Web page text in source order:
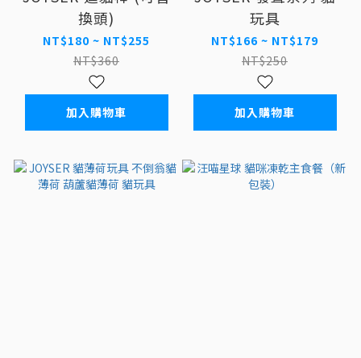
換頭)
NT$180 ~ NT$255
NT$360
加入購物車
玩具
NT$166 ~ NT$179
NT$250
加入購物車